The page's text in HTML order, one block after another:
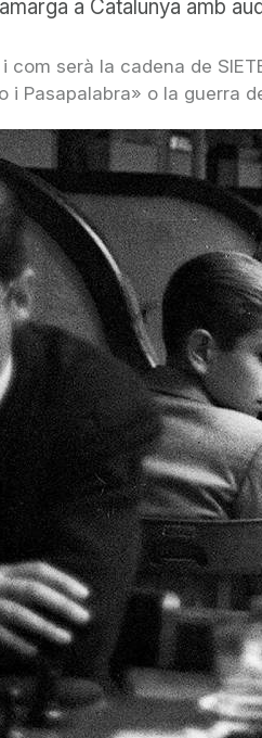
a Catalunya amb
com serà la cadena de
i Pasapalabra» o la guerra